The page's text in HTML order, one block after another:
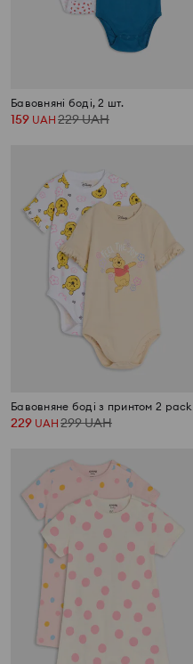
Бавовняні боді, 2 шт.
159 UAH 229UAH
Бавовняне боді з принтом 2 pack
229 UAH 299UAH